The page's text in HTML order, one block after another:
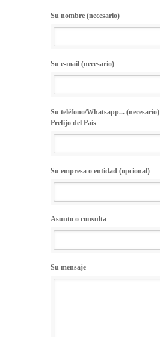
Su nombre (necesario)
Su e-mail (necesario)
Su teléfono/Whatsapp... (necesario)
Prefijo del País
Su empresa o entidad (opcional)
Asunto o consulta
Su mensaje